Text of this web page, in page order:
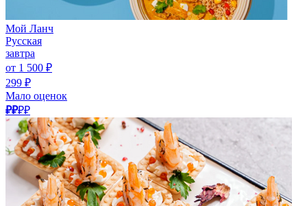
Мой Ланч
Русская
завтра
от 1 500 ₽
299 ₽
Мало оценок
₽₽₽₽